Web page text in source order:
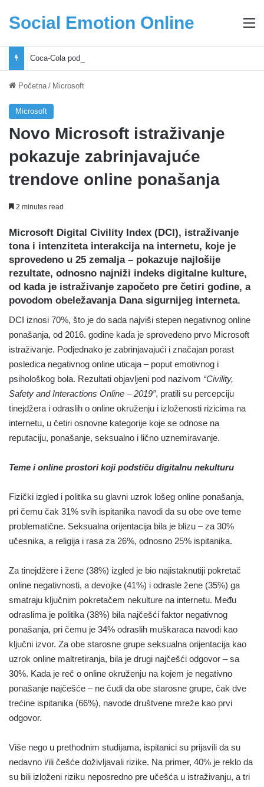
Social Emotion Online
Početna / Microsoft
Microsoft
Novo Microsoft istraživanje
pokazuje zabrinjavajuće
trendove online ponašanja
2 minutes read
Microsoft Digital Civility Index (DCI), istraživanje
tona i intenziteta interakcija na internetu, koje je
sprovedeno u 25 zemalja – pokazuje najlošije
rezultate, odnosno najniži indeks digitalne kulture,
od kada je istraživanje započeto pre četiri godine, a
povodom obeležavanja Dana sigurnijeg interneta.
DCI iznosi 70%, što je do sada najviši stepen negativnog online
ponašanja, od 2016. godine kada je sprovedeno prvo Microsoft
istraživanje. Podjednako je zabrinjavajući i značajan porast
posledica negativnog online uticaja – poput emotivnog i
psihološkog bola. Rezultati objavljeni pod nazivom “Civility,
Safety and Interactions Online – 2019”, pratili su percepciju
tinejdžera i odraslih o online okruženju i izloženosti rizicima na
internetu, u četiri osnovne kategorije koje se odnose na
reputaciju, ponašanje, seksualno i lično uznemiravanje.
Teme i online prostori koji podstiču digitalnu nekulturu
Fizički izgled i politika su glavni uzrok lošeg online ponašanja,
pri čemu čak 31% svih ispitanika navodi da su obe ove teme
problematične. Seksualna orijentacija bila je blizu – za 30%
učesnika, a religija i rasa za 26%, odnosno 25% ispitanika.
Za tinejdžere i žene (38%) izgled je bio najistaknutiji pokretač
online negativnosti, a devojke (41%) i odrasle žene (35%) ga
smatraju ključnim pokretačem nekulture na internetu. Među
odraslima je politika (38%) bila najčešći faktor negativnog
ponašanja, pri čemu je 34% odraslih muškaraca navodi kao
ključni izvor. Za obe starosne grupe seksualna orijentacija kao
uzrok online maltretiranja, bila je drugi najčešći odgovor – sa
30%. Kada je reč o online okruženju na kojem je negativno
ponašanje najčešće – ne čudi da obe starosne grupe, čak dve
trećine ispitanika (66%), navode društvene mreže kao prvi
odgovor.
Više nego u prethodnim studijama, ispitanici su prijavili da su
nedavno i/ili češće doživljavali rizike. Na primer, 40% je reklo da
su bili izloženi riziku neposredno pre učešća u istraživanju, a tri